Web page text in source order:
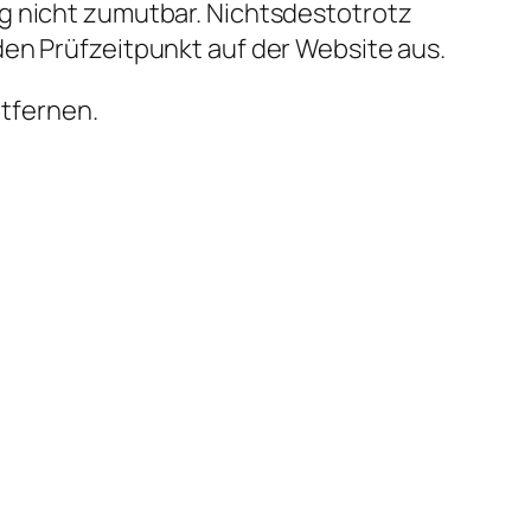
nicht zumutbar. Nichtsdestotrotz
Prüfzeitpunkt auf der Website aus.